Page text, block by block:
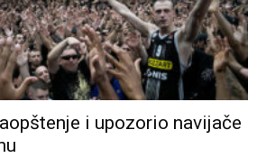
i upozorio navijače